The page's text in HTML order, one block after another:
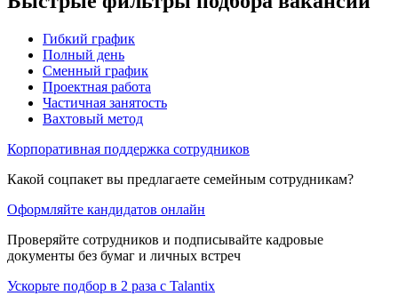
Гибкий график
Полный день
Сменный график
Проектная работа
Частичная занятость
Вахтовый метод
Корпоративная поддержка сотрудников
Какой соцпакет вы предлагаете семейным сотрудникам?
Оформляйте кандидатов онлайн
Проверяйте сотрудников и подписывайте кадровые
документы без бумаг и личных встреч
Ускорьте подбор в 2 раза с Talantix